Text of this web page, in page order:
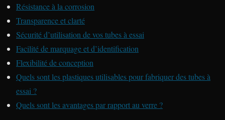
Résistance à la corrosion
Transparence et clarté
Sécurité d’utilisation de vos tubes à essai
Facilité de marquage et d’identification
Flexibilité de conception
Quels sont les plastiques utilisables pour fabriquer des tubes à
essai ?
Quels sont les avantages par rapport au verre ?